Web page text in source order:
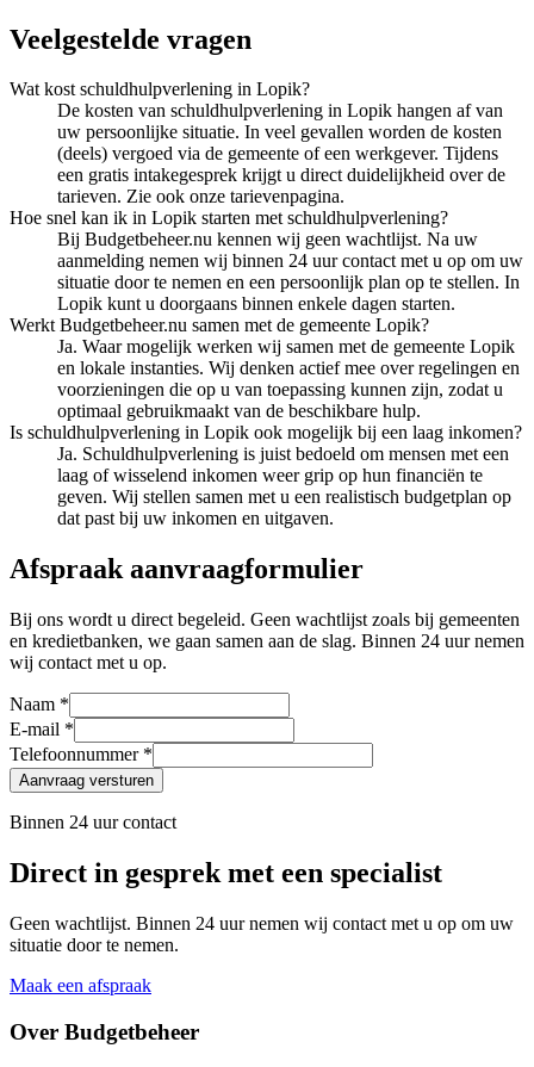
Veelgestelde vragen
Wat kost schuldhulpverlening in Lopik?
De kosten van schuldhulpverlening in Lopik hangen af van
uw persoonlijke situatie. In veel gevallen worden de kosten
(deels) vergoed via de gemeente of een werkgever. Tijdens
een gratis intakegesprek krijgt u direct duidelijkheid over de
tarieven. Zie ook onze tarievenpagina.
Hoe snel kan ik in Lopik starten met schuldhulpverlening?
Bij Budgetbeheer.nu kennen wij geen wachtlijst. Na uw
aanmelding nemen wij binnen 24 uur contact met u op om uw
situatie door te nemen en een persoonlijk plan op te stellen. In
Lopik kunt u doorgaans binnen enkele dagen starten.
Werkt Budgetbeheer.nu samen met de gemeente Lopik?
Ja. Waar mogelijk werken wij samen met de gemeente Lopik
en lokale instanties. Wij denken actief mee over regelingen en
voorzieningen die op u van toepassing kunnen zijn, zodat u
optimaal gebruikmaakt van de beschikbare hulp.
Is schuldhulpverlening in Lopik ook mogelijk bij een laag inkomen?
Ja. Schuldhulpverlening is juist bedoeld om mensen met een
laag of wisselend inkomen weer grip op hun financiën te
geven. Wij stellen samen met u een realistisch budgetplan op
dat past bij uw inkomen en uitgaven.
Afspraak aanvraagformulier
Bij ons wordt u direct begeleid. Geen wachtlijst zoals bij gemeenten
en kredietbanken, we gaan samen aan de slag. Binnen 24 uur nemen
wij contact met u op.
Naam *
E-mail *
Telefoonnummer *
Aanvraag versturen
Binnen 24 uur contact
Direct in gesprek met een specialist
Geen wachtlijst. Binnen 24 uur nemen wij contact met u op om uw
situatie door te nemen.
Maak een afspraak
Over Budgetbeheer